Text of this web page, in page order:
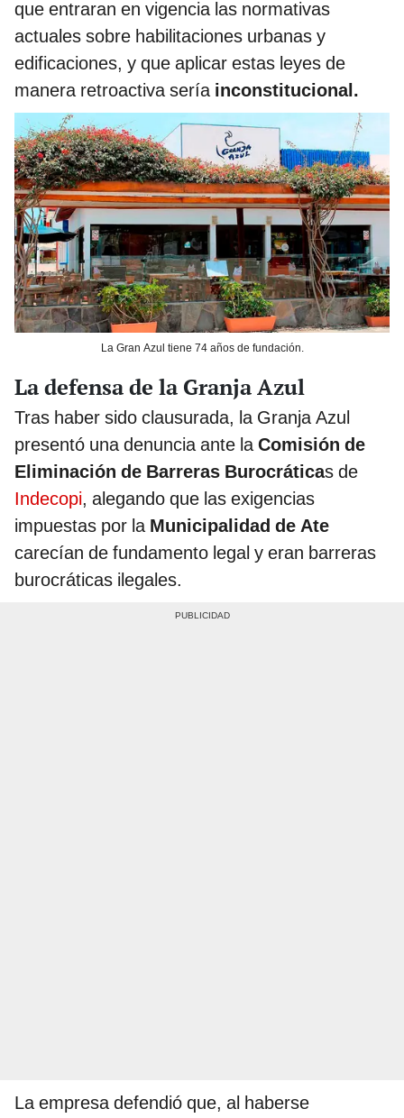
que entraran en vigencia las normativas
actuales sobre habilitaciones urbanas y
edificaciones, y que aplicar estas leyes de
manera retroactiva sería inconstitucional.
La Gran Azul tiene 74 años de fundación.
La defensa de la Granja Azul
Tras haber sido clausurada, la Granja Azul
presentó una denuncia ante laComisión de
Eliminación de Barreras Burocráticas de
Indecopi, alegando que las exigencias
impuestas por la Municipalidad de Ate
carecían de fundamento legal y eran barreras
burocráticas ilegales.
La empresa defendió que, al haberse